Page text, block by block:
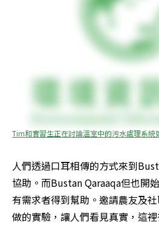
Tim和實習生正在討論溫室中的污水處理系統
人們透過口耳相傳的方式來到
協助。而Bustan Qaraaqa但也開
有需求者得到幫助。邀請農友及
做的實驗，讓人們看見真實，這